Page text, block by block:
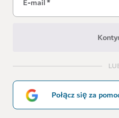
Połącz się za